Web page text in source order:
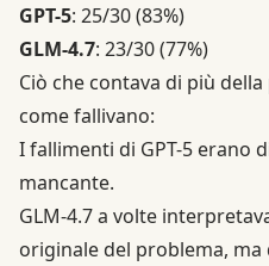
GPT-5: 25/30 (83%)
GLM-4.7: 23/30 (77%)
Ciò che contava di più
come fallivano:
I fallimenti di GPT-5 erano
mancante.
GLM-4.7 a volte
originale del problema,